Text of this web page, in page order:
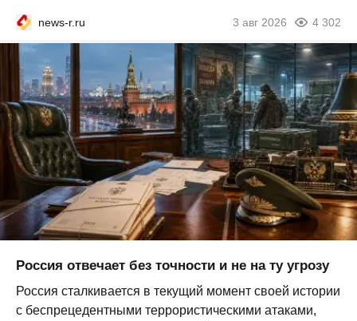
news-r.ru 3 авг 2026 4 302
Россия отвечает без точности и не на ту угрозу
Россия сталкивается в текущий момент своей истории
с беспрецедентными террористическими атаками,